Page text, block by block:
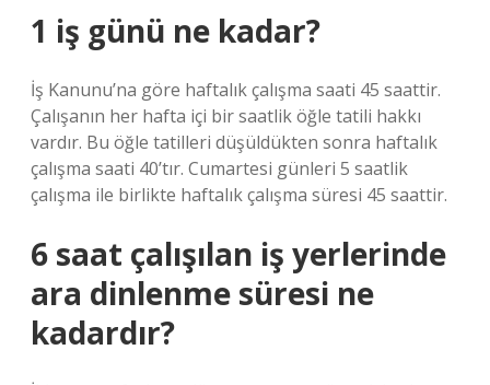
1 iş günü ne kadar?
İş Kanunu’na göre haftalık çalışma saati 45 saattir.
Çalışanın her hafta içi bir saatlik öğle tatili hakkı
vardır. Bu öğle tatilleri düşüldükten sonra haftalık
çalışma saati 40’tır. Cumartesi günleri 5 saatlik
çalışma ile birlikte haftalık çalışma süresi 45 saattir.
6 saat çalışılan iş yerlerinde
ara dinlenme süresi ne
kadardır?